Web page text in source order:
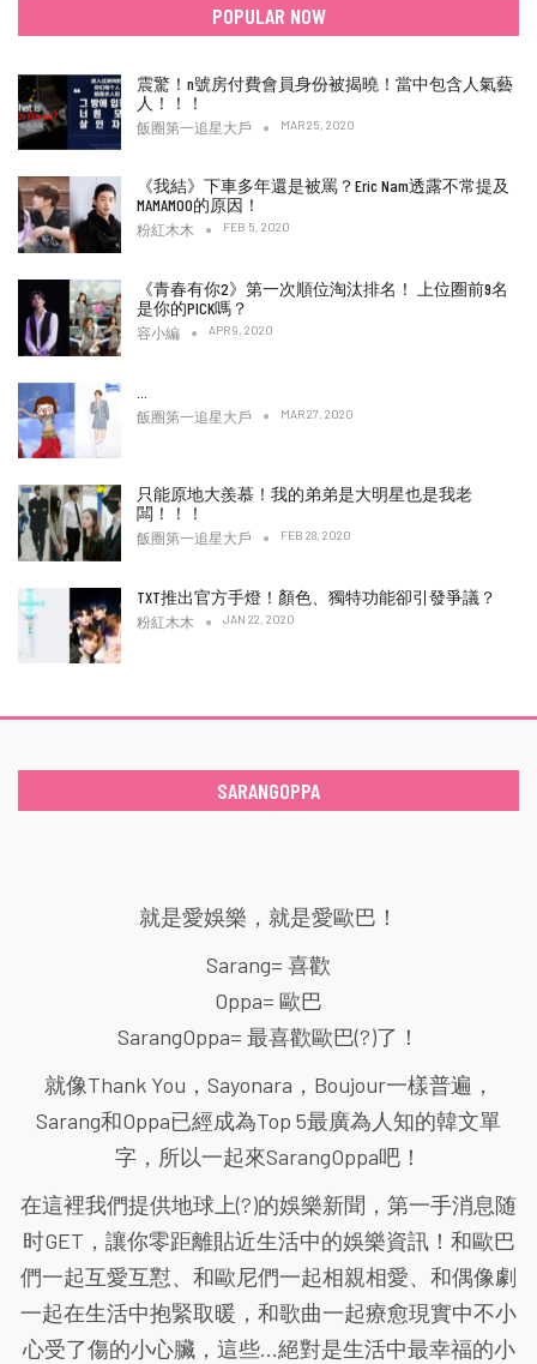
POPULAR NOW
震驚！n號房付費會員身份被揭曉！當中包含人氣藝
人！！！
飯圈第一追星大戶 MAR 25, 2020
《我結》下車多年還是被罵？Eric Nam透露不常提及
MAMAMOO的原因！
粉紅木木 FEB 5, 2020
《青春有你2》第一次順位淘汰排名！ 上位圈前9名
是你的PICK嗎？
容小編 APR 9, 2020
飯圈第一追星大戶 MAR 27, 2020
只能原地大羨慕！我的弟弟是大明星也是我老
闆！！！
飯圈第一追星大戶 FEB 28, 2020
TXT推出官方手燈！顏色、獨特功能卻引發爭議？
粉紅木木 JAN 22, 2020
SARANGOPPA
就是愛娛樂，就是愛歐巴！
Sarang= 喜歡
Oppa= 歐巴
SarangOppa= 最喜歡歐巴(?)了！
就像Thank You，Sayonara，Boujour一樣普遍，
Sarang和Oppa已經成為Top 5最廣為人知的韓文單
字，所以一起來SarangOppa吧！
在這裡我們提供地球上(?)的娛樂新聞，第一手消息随
时GET，讓你零距離貼近生活中的娛樂資訊！和歐巴
們一起互愛互懟、和歐尼們一起相親相愛、和偶像劇
一起在生活中抱緊取暖，和歌曲一起療愈現實中不小
心受了傷的小心臟，這些...絕對是生活中最幸福的小